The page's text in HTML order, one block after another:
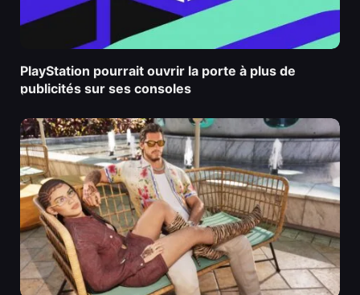
PlayStation pourrait ouvrir la porte à plus de
publicités sur ses consoles